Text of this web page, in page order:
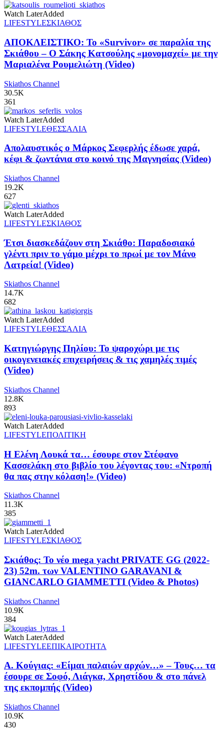
Watch LaterAdded
LIFESTYLEΣΚΙΑΘΟΣ
ΑΠΟΚΛΕΙΣΤΙΚΟ: Το «Survivor» σε παραλία της
Σκιάθου – Ο Σάκης Κατσούλης «μονομαχεί» με την
Μαριαλένα Ρουμελιώτη (Video)
Skiathos Channel
30.5K
361
Watch LaterAdded
LIFESTYLEΘΕΣΣΑΛΙΑ
Απολαυστικός ο Μάρκος Σεφερλής έδωσε χαρά,
κέφι & ζωντάνια στο κοινό της Μαγνησίας (Video)
Skiathos Channel
19.2K
627
Watch LaterAdded
LIFESTYLEΣΚΙΑΘΟΣ
Έτσι διασκεδάζουν στη Σκιάθο: Παραδοσιακό
γλέντι πριν το γάμο μέχρι το πρωί με τον Μάνο
Λατρεία! (Video)
Skiathos Channel
14.7K
682
Watch LaterAdded
LIFESTYLEΘΕΣΣΑΛΙΑ
Κατηγιώργης Πηλίου: Το ψαροχώρι με τις
οικογενειακές επιχειρήσεις & τις χαμηλές τιμές
(Video)
Skiathos Channel
12.8K
893
Watch LaterAdded
LIFESTYLEΠΟΛΙΤΙΚΗ
Η Ελένη Λουκά τα… έσουρε στον Στέφανο
Κασσελάκη στο βιβλίο του λέγοντας του: «Ντροπή
θα πας στην κόλαση!» (Video)
Skiathos Channel
11.3K
385
Watch LaterAdded
LIFESTYLEΣΚΙΑΘΟΣ
Σκιάθος: Το νέο mega yacht PRIVATE GG (2022-
23) 52m. των VALENTINO GARAVANI &
GIANCARLO GIAMMETTI (Video & Photos)
Skiathos Channel
10.9K
384
Watch LaterAdded
LIFESTYLEΕΠΙΚΑΙΡΟΤΗΤΑ
Α. Κούγιας: «Είμαι παλαιών αρχών…» – Τους… τα
έσουρε σε Σοφό, Λιάγκα, Χρηστίδου & στο πάνελ
της εκπομπής (Video)
Skiathos Channel
10.9K
430